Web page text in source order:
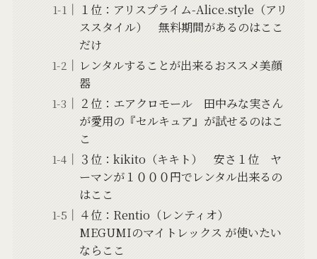
１位：アリスプライム-Alice.style（アリ
ススタイル） 無料期間があるのはここ
だけ
レンタルすることが出来るおススメ美顔
器
２位：エアクロモール 田中みな実さん
が愛用の『セルキュア』が試せるのはこ
こ
３位：kikito（キキト） 安さ１位 ヤ
ーマンが１０００円でレンタル出来るの
はここ
４位：Rentio（レンティオ）
MEGUMIのマイトレックス が使いたい
ならここ